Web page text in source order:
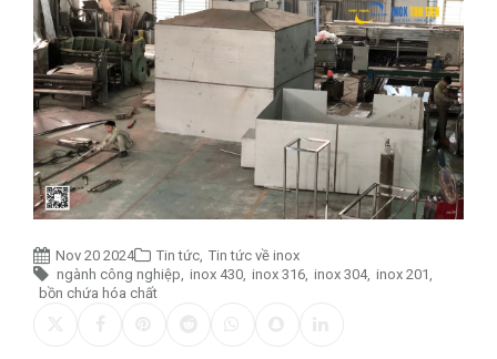
Nov 20 2024 Tin tức, Tin tức về inox
ngành công nghiệp, inox 430, inox 316, inox 304, inox 201,
bồn chứa hóa chất